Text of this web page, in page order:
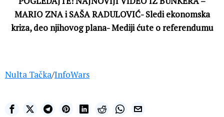
MARIO ZNA i SAŠA RADULOVIĆ- Sledi ekonomska
kriza, deo njihovog plana- Mediji ćute o referendumu
Nulta Tačka/InfoWars